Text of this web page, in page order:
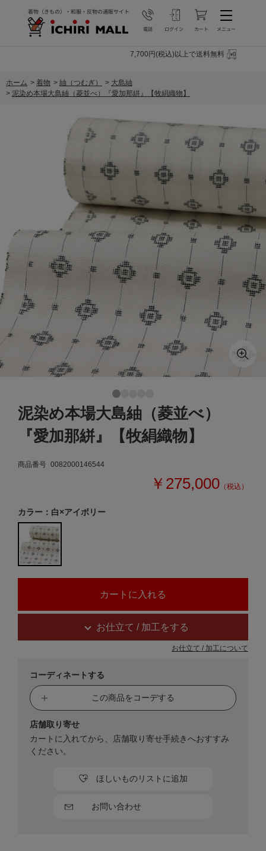
7,700円(税込)以上で送料無料
ホーム > 着物 > 紬（つむぎ） > 大島紬
> 泥染め本場大島紬（菱並べ）『愛加那絣』【牧絹織物】
泥染め本場大島紬（菱並べ）
『愛加那絣』【牧絹織物】
商品番号 0082000146544
￥275,000 （税込）
カラー：白×アイボリー
お仕立て / 加工をする
お仕立て / 加工について
コーディネートする
この商品をコーデする
お問い合わせ
ほしいものリストに追加
店舗取り寄せ
カートに入れてから、店舗取り寄せ手続きへおすすみ
ください。